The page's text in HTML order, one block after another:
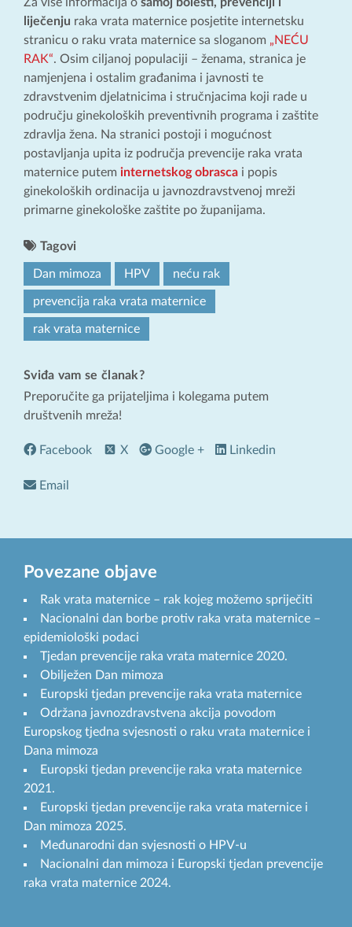
Za više informacija o samoj bolesti, prevenciji i
liječenju raka vrata maternice posjetite internetsku
stranicu o raku vrata maternice sa sloganom „NEĆU
RAK“. Osim ciljanoj populaciji – ženama, stranica je
namjenjena i ostalim građanima i javnosti te
zdravstvenim djelatnicima i stručnjacima koji rade u
području ginekoloških preventivnih programa i zaštite
zdravlja žena. Na stranici postoji i mogućnost
postavljanja upita iz područja prevencije raka vrata
maternice putem internetskog obrasca i popis
ginekoloških ordinacija u javnozdravstvenoj mreži
primarne ginekološke zaštite po županijama.
Tagovi
Dan mimoza HPV neću rak
prevencija raka vrata maternice
rak vrata maternice
Sviđa vam se članak?
Preporučite ga prijateljima i kolegama putem
društvenih mreža!
Facebook X Google + Linkedin
Email
Povezane objave
Rak vrata maternice – rak kojeg možemo spriječiti
Nacionalni dan borbe protiv raka vrata maternice –
epidemiološki podaci
Tjedan prevencije raka vrata maternice 2020.
Obilježen Dan mimoza
Europski tjedan prevencije raka vrata maternice
Održana javnozdravstvena akcija povodom
Europskog tjedna svjesnosti o raku vrata maternice i
Dana mimoza
Europski tjedan prevencije raka vrata maternice
2021.
Europski tjedan prevencije raka vrata maternice i
Dan mimoza 2025.
Međunarodni dan svjesnosti o HPV-u
Nacionalni dan mimoza i Europski tjedan prevencije
raka vrata maternice 2024.